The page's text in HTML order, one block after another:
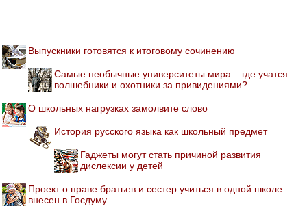
Выпускники готовятся к итоговому сочинению
Самые необычные университеты мира – где учатся
волшебники и охотники за привидениями?
О школьных нагрузках замолвите слово
История русского языка как школьный предмет
Гаджеты могут стать причиной развития
дислексии у детей
Проект о праве братьев и сестер учиться в одной школе
внесен в Госдуму